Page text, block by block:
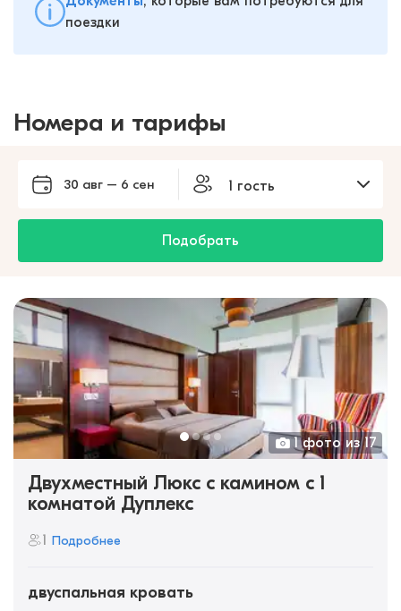
поездки
Номера и тарифы
30 авг – 6 сен 1 гость
Подобрать
1 фото из 17
Двухместный Люкс с камином c 1
комнатой Дуплекс
1 Подробнее
двуспальная кровать